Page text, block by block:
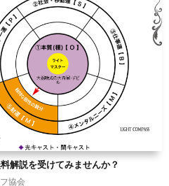
説を受けてみませんか？
協会